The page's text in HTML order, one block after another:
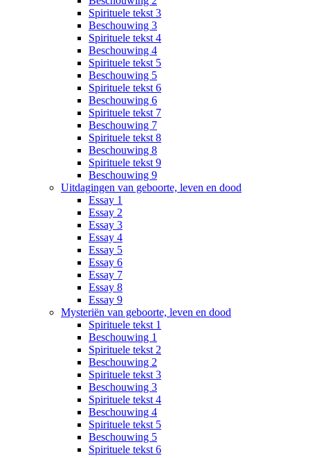
Spirituele tekst 3
Beschouwing 3
Spirituele tekst 4
Beschouwing 4
Spirituele tekst 5
Beschouwing 5
Spirituele tekst 6
Beschouwing 6
Spirituele tekst 7
Beschouwing 7
Spirituele tekst 8
Beschouwing 8
Spirituele tekst 9
Beschouwing 9
Uitdagingen van geboorte, leven en dood
Essay 1
Essay 2
Essay 3
Essay 4
Essay 5
Essay 6
Essay 7
Essay 8
Essay 9
Mysteriën van geboorte, leven en dood
Spirituele tekst 1
Beschouwing 1
Spirituele tekst 2
Beschouwing 2
Spirituele tekst 3
Beschouwing 3
Spirituele tekst 4
Beschouwing 4
Spirituele tekst 5
Beschouwing 5
Spirituele tekst 6